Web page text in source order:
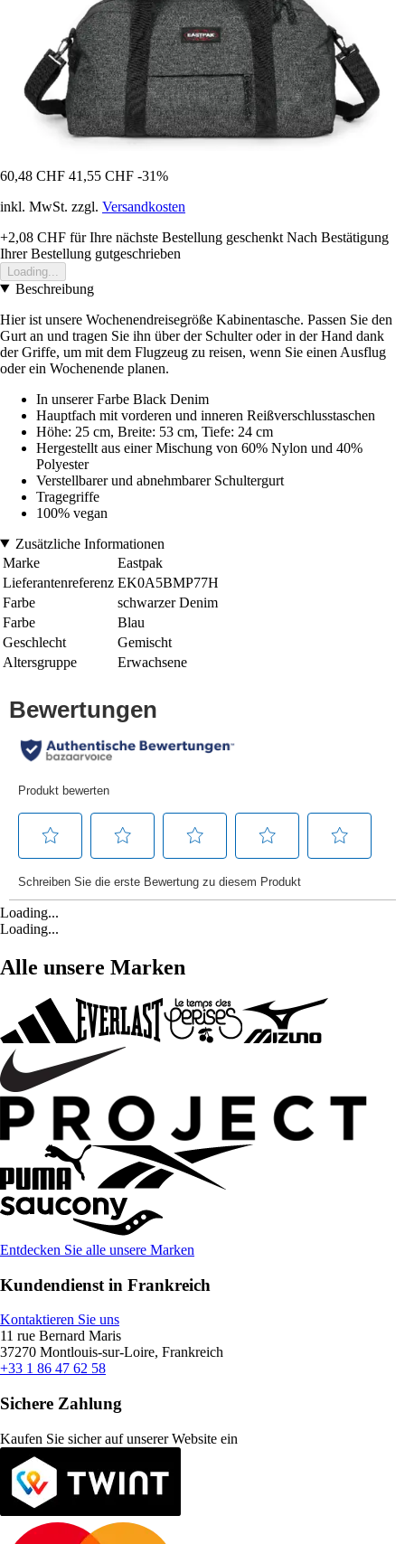
60,48 CHF 41,55 CHF -31%
inkl. MwSt. zzgl. Versandkosten
+2,08 CHF für Ihre nächste Bestellung geschenkt Nach Bestätigung
Ihrer Bestellung gutgeschrieben
Loading...
Beschreibung
Hier ist unsere Wochenendreisegröße Kabinentasche. Passen Sie den
Gurt an und tragen Sie ihn über der Schulter oder in der Hand dank
der Griffe, um mit dem Flugzeug zu reisen, wenn Sie einen Ausflug
oder ein Wochenende planen.
In unserer Farbe Black Denim
Hauptfach mit vorderen und inneren Reißverschlusstaschen
Höhe: 25 cm, Breite: 53 cm, Tiefe: 24 cm
Hergestellt aus einer Mischung von 60% Nylon und 40%
Polyester
Verstellbarer und abnehmbarer Schultergurt
Tragegriffe
100% vegan
Zusätzliche Informationen
Marke
Eastpak
Lieferantenreferenz EK0A5BMP77H
Farbe
schwarzer Denim
Farbe
Blau
Geschlecht
Gemischt
Altersgruppe
Erwachsene
Loading...
Loading...
Alle unsere Marken
Entdecken Sie alle unsere Marken
Kundendienst in Frankreich
Kontaktieren Sie uns
11 rue Bernard Maris
37270 Montlouis-sur-Loire, Frankreich
+33 1 86 47 62 58
Sichere Zahlung
Kaufen Sie sicher auf unserer Website ein